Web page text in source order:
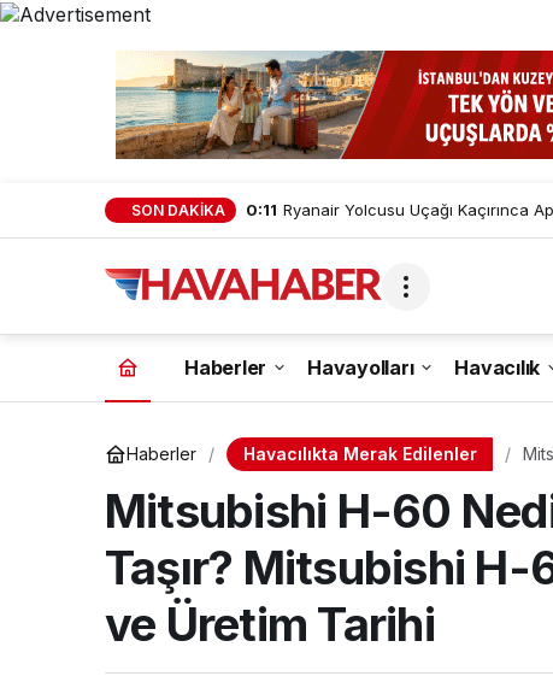
SON DAKİKA 0:11 Ryanair Yolcusu Uçağı Kaçırınca
Haberler Havayolları Havacılık
Haberler Havacılıkta Merak Edilenler
Mitsubishi H-60
Taşır? Mitsubishi
ve Üretim Tarihi